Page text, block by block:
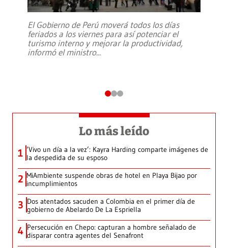
El Gobierno de Perú moverá todos los días
feriados a los viernes para así potenciar el
turismo interno y mejorar la productividad,
informó el ministro...
Lo más leído
1 ‘Vivo un día a la vez’: Kayra Harding comparte imágenes de
la despedida de su esposo
2 MiAmbiente suspende obras de hotel en Playa Bijao por
incumplimientos
3 Dos atentados sacuden a Colombia en el primer día de
gobierno de Abelardo De La Espriella
4 Persecución en Chepo: capturan a hombre señalado de
disparar contra agentes del Senafront